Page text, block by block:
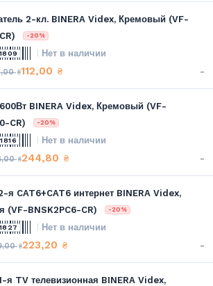
2-кл. BINERA Videx, Кремовый (VF-
-20%
Нет в наличии
₴112,00 ₴ -
BINERA Videx, Кремовый (VF-
CR)
-20%
Нет в наличии
₴244,80 ₴ -
я CAT6+CAT6 интернет BINERA Videx,
(VF-BNSK2PC6-CR)
-20%
Нет в наличии
₴223,20 ₴ -
я TV телевизионная BINERA Videx,